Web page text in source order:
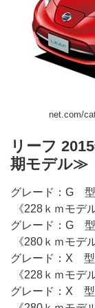
net.com/
リーフ
期モデル≫
グレード：G
《228ｋｍモデル
グレード：G
《280ｋｍモデル
グレード：X
《228ｋｍモデル
グレード：X